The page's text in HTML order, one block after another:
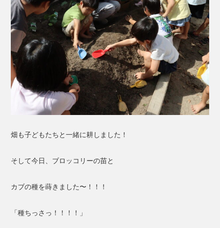
畑も子どもたちと一緒に耕しました！
そして今日、ブロッコリーの苗と
カブの種を蒔きました〜！！！
「種ちっさっ！！！！」